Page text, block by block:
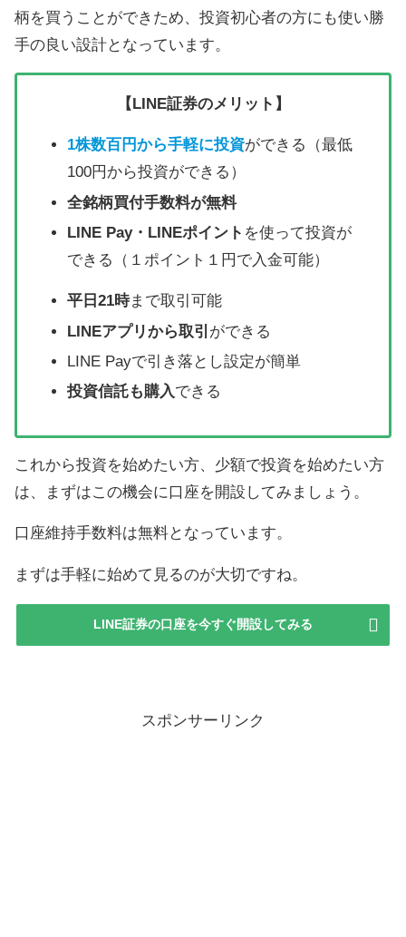
柄を買うことができため、投資初心者の方にも使い勝
手の良い設計となっています。
【LINE証券のメリット】
1株数百円から手軽に投資ができる（最低
100円から投資ができる）
全銘柄買付手数料が無料
LINE Pay・LINEポイント を使って投資が
できる（１ポイント１円で入金可能）
平日21時まで取引可能
LINEアプリから取引 ができる
LINE Payで引き落とし設定が簡単
投資信託も購入できる
これから投資を始めたい方、少額で投資を始めたい方
は、まずはこの機会に口座を開設してみましょう。
口座維持手数料は無料となっています。
まずは手軽に始めて見るのが大切ですね。
LINE証券の口座を今すぐ開設してみる
スポンサーリンク